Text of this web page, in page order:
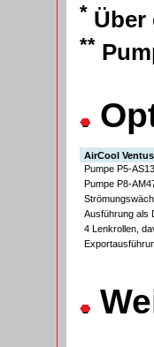
* Über
**
AirCool
Pumpe P5-
Pumpe P8-
Ausführung als
4 Lenkrollen,